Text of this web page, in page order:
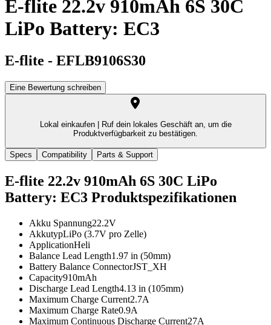
E-flite 22.2v 910mAh 6S 30C
LiPo Battery: EC3
E-flite - EFLB9106S30
Eine Bewertung schreiben
Lokal einkaufen |
Ruf dein lokales Geschäft an, um die
Produktverfügbarkeit zu bestätigen.
Specs Compatibility Parts & Support
E-flite 22.2v 910mAh 6S 30C LiPo
Battery: EC3 Produktspezifikationen
Akku Spannung22.2V
AkkutypLiPo (3.7V pro Zelle)
ApplicationHeli
Balance Lead Length1.97 in (50mm)
Battery Balance ConnectorJST_XH
Capacity910mAh
Discharge Lead Length4.13 in (105mm)
Maximum Charge Current2.7A
Maximum Charge Rate0.9A
Maximum Continuous Discharge Current27A